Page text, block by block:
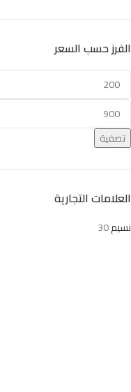
الفرز حسب السعر
تصفية
العلامات التجارية
نسيم30